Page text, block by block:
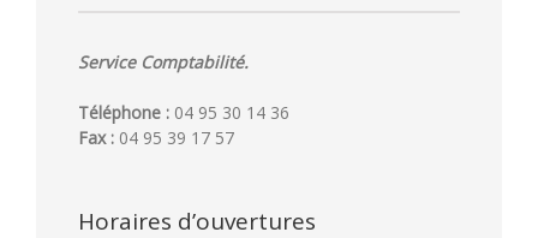
Service Comptabilité.
Téléphone : 04 95 30 14 36
Fax : 04 95 39 17 57
Horaires d’ouvertures